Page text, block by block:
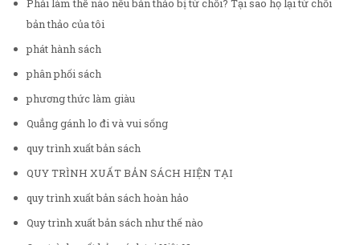
Phải làm thế nào nếu bản thảo bị từ chối? Tại sao họ lại từ chối
bản thảo của tôi
phát hành sách
phân phối sách
phương thức làm giàu
Quẳng gánh lo đi và vui sống
quy trình xuất bản sách
QUY TRÌNH XUẤT BẢN SÁCH HIỆN TẠI
quy trình xuất bản sách hoàn hảo
Quy trình xuất bản sách như thế nào